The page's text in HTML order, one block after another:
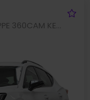
Formentor 1.5 DSG AHK eKLAPPE 360CAM KEYLESS